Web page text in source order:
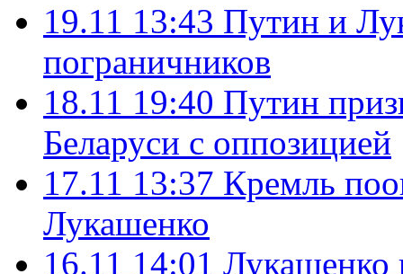
19.11 13:43 Путин и
пограничников
18.11 19:40 Путин
Беларуси с оппозицией
17.11 13:37 Кремль
Лукашенко
16.11 14:01 Лукашенко